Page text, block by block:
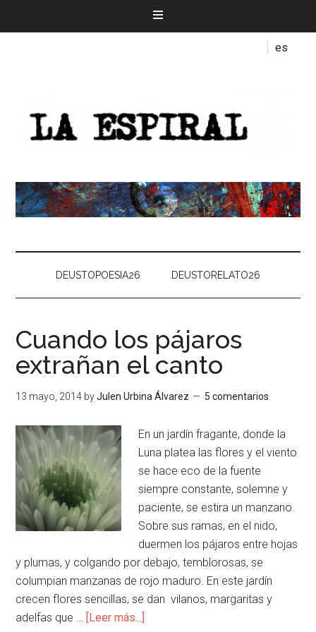
es
DEUSTOPOESIA26 DEUSTORELATO26
Cuando los pájaros
extrañan el canto
13 mayo, 2014 byJulen Urbina Álvarez 5 comentarios
En un jardín fragante, donde la
Luna platea las flores y el viento
se hace eco de la fuente
siempre constante, solemne y
paciente, se estira un manzano.
Sobre sus ramas, en el nido,
duermen los pájaros entre hojas
y plumas, y colgando por debajo, temblorosas, se
columpian manzanas de rojo maduro. En este jardín
crecen flores sencillas, se dan vilanos, margaritas y
adelfas que … [Leer más...]